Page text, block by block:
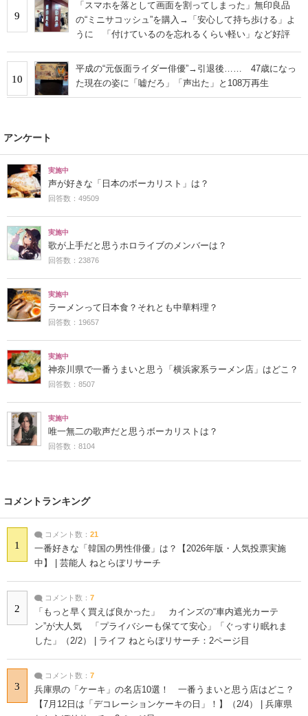
9
「スマホを落として画面を割ってしまった」無印良品
の“ミニサコッシュ”を購入→「安心して持ち歩ける」よ
うに 「付けているのを忘れるくらい軽い」など好評
10
平成の“元仮面ライダー俳優”→引退後…… 47歳になっ
た現在の姿に「嘘だろ」「声出た」と108万再生
アンケート
実施中
声が好きな「日本のボーカリスト」は？
回答数：49509
実施中
歌が上手だと思うホロライブのメンバーは？
回答数：23876
実施中
ラーメンって日本食？それとも中華料理？
回答数：19657
実施中
神奈川県で一番うまいと思う「横浜家系ラーメン店」はどこ？
回答数：8507
実施中
唯一無二の歌声だと思うボーカリストは？
回答数：8104
コメントランキング
1
コメント数： 21
一番好きな「韓国の男性俳優」は？【2026年版・人気投票実施
中】 | 芸能人 ねとらぼリサーチ
2
コメント数： 7
「もっと早く買えば良かった」 カインズの“車内遮光カーテ
ン”が大人気 「プライバシーも保てて安心」「ぐっすり眠れま
した」（2/2） | ライフ ねとらぼリサーチ：2ページ目
3
コメント数： 7
兵庫県の「ケーキ」の名店10選！ 一番うまいと思う店はどこ？
【7月12日は「デコレーションケーキの日」！】（2/4） | 兵庫県